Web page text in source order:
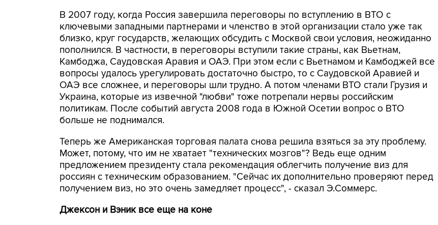
В 2007 году, когда Россия завершила переговоры по вступлению в ВТО с
ключевыми западными партнерами и членство в этой организации стало уже так
близко, круг государств, желающих обсудить с Москвой свои условия, неожиданно
пополнился. В частности, в переговоры вступили такие страны, как Вьетнам,
Камбоджа, Саудовская Аравия и ОАЭ. При этом если с Вьетнамом и Камбоджей все
вопросы удалось урегулировать достаточно быстро, то с Саудовской Аравией и
ОАЭ все сложнее, и переговоры шли трудно. А потом членами ВТО стали Грузия и
Украина, которые из извечной "любви" тоже потрепали нервы российским
политикам. После событий августа 2008 года в Южной Осетии вопрос о ВТО
больше не поднимался.
Теперь же Американская торговая палата снова решила взяться за эту проблему.
Может, потому, что им не хватает "технических мозгов"? Ведь еще одним
предложением президенту стала рекомендация облегчить получение виз для
россиян с техническим образованием. "Сейчас их дополнительно проверяют перед
получением виз, но это очень замедляет процесс", - сказал Э.Соммерс.
Джексон и Вэник все еще на коне